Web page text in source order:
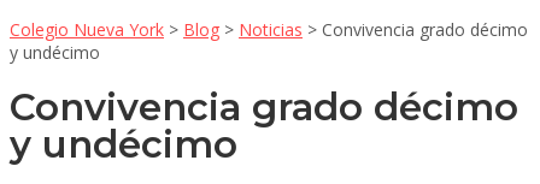
Colegio Nueva York > Blog > Noticias > Convivencia grado décimo
y undécimo
Convivencia grado décimo
y undécimo